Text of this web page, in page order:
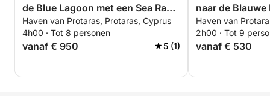
de Blue Lagoon met een Sea Ray
250 SDX.
Haven van Protaras, Protaras, Cyprus
4h00 · Tot 8 personen
vanaf € 950 5 (1)
naar de Blauwe
Haven van
2h00 · Tot 9
vanaf € 530